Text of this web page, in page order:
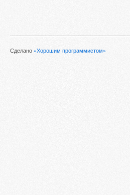
Сделано «Хорошим программистом»